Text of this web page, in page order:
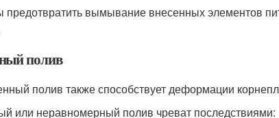
вымывание внесенных элементов
полив
полив также способствует деформации
или неравномерный полив чреват последствиями: